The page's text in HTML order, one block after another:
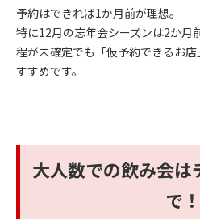
予約はできれば1か月前が理想。
特に12月の忘年会シーズンは2か月
程が未確定でも「仮予約できるお
すすめです。
大人数での飲み会は
で！